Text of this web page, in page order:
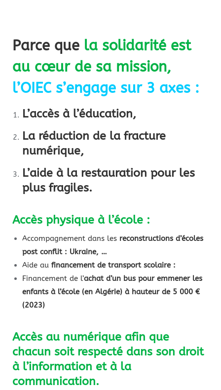
Parce que la solidarité est
au cœur de sa mission,
l’OIEC s’engage sur 3 axes :
L’accès à l’éducation,
La réduction de la fracture
numérique,
L’aide à la restauration pour les
plus fragiles.
Accès physique à l’école :
Accompagnement dans les reconstructions d’écoles
post conflit : Ukraine, …
Aide au financement de transport scolaire :
Financement de l’achat d’un bus pour emmener les
enfants à l’école (en Algérie) à hauteur de 5 000 €
(2023)
Accès au numérique afin que
chacun soit respecté dans son droit
à l’information et à la
communication.